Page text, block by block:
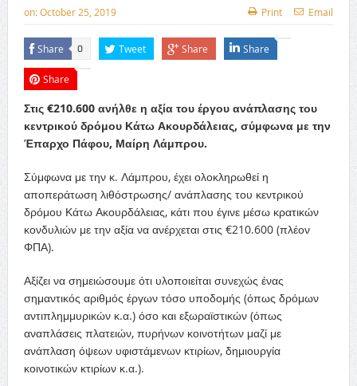
on:October 25, 2019 Print Email
Share 0 Tweet Share Share
Share
Στις €210.600 ανήλθε η αξία του έργου ανάπλασης του
κεντρικού δρόμου Κάτω Ακουρδάλειας, σύμφωνα με την
Έπαρχο Πάφου, Μαίρη Λάμπρου.
Σύμφωνα με την κ. Λάμπρου, έχει ολοκληρωθεί η
αποπεράτωση λιθόστρωσης/ ανάπλασης του κεντρικού
δρόμου Κάτω Ακουρδάλειας, κάτι που έγινε μέσω κρατικών
κονδυλιών με την αξία να ανέρχεται στις €210.600 (πλέον
ΦΠΑ).
Αξίζει να σημειώσουμε ότι υλοποιείται συνεχώς ένας
σημαντικός αριθμός έργων τόσο υποδομής (όπως δρόμων
αντιπλημμυρικών κ.α.) όσο και εξωραϊστικών (όπως
αναπλάσεις πλατειών, πυρήνων κοινοτήτων μαζί με
ανάπλαση όψεων υφιστάμενων κτιρίων, δημιουργία
κοινοτικών κτιρίων κ.α.).